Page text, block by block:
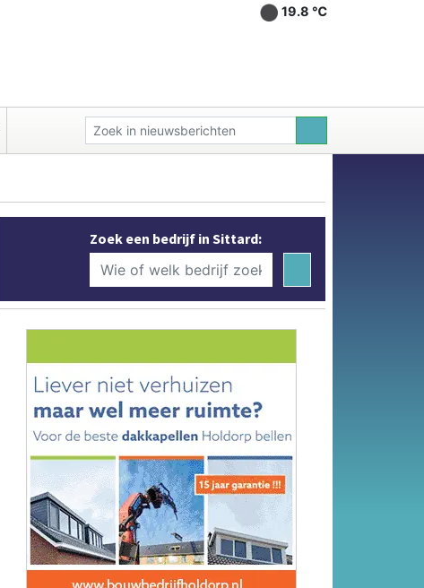
19.8 ℃
Zoek een bedrijf in Sittard: